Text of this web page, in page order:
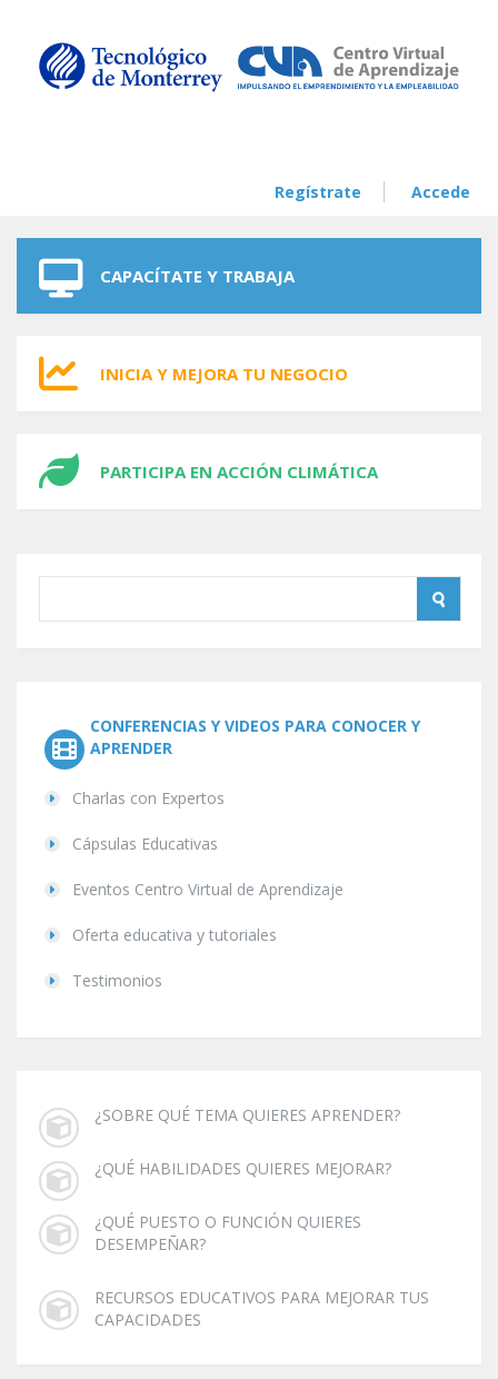
Regístrate Accede
CAPACÍTATE Y TRABAJA
INICIA Y MEJORA TU NEGOCIO
PARTICIPA EN ACCIÓN CLIMÁTICA
CONFERENCIAS Y VIDEOS PARA CONOCER Y
APRENDER
Charlas con Expertos
Cápsulas Educativas
Eventos Centro Virtual de Aprendizaje
Oferta educativa y tutoriales
Testimonios
¿SOBRE QUÉ TEMA QUIERES APRENDER?
¿QUÉ HABILIDADES QUIERES MEJORAR?
¿QUÉ PUESTO O FUNCIÓN QUIERES
DESEMPEÑAR?
RECURSOS EDUCATIVOS PARA MEJORAR TUS
CAPACIDADES